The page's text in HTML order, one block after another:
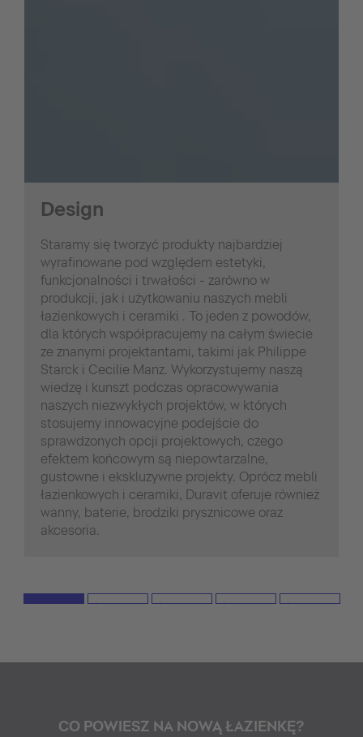
Design
Staramy się tworzyć produkty najbardziej
wyrafinowane pod względem estetyki,
funkcjonalności i trwałości - zarówno w
produkcji, jak i użytkowaniu naszych mebli
łazienkowych i ceramiki . To jeden z powodów,
dla których współpracujemy na całym świecie
ze znanymi projektantami, takimi jak Philippe
Starck i Cecilie Manz. Wykorzystujemy naszą
wiedzę i kunszt podczas opracowywania
naszych niezwykłych projektów, w których
stosujemy innowacyjne podejście do
sprawdzonych opcji projektowych, czego
efektem końcowym są niepowtarzalne,
gustowne i ekskluzywne projekty. Oprócz mebli
łazienkowych i ceramiki, Duravit oferuje również
wanny, baterie, brodziki prysznicowe oraz
akcesoria.
CO POWIESZ NA NOWĄ ŁAZIENKĘ?